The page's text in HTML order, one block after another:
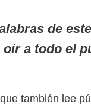
de
a todo el
también lee